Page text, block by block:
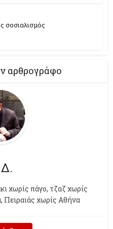
σοσιαλισμός
αρθρογράφο
χωρίς πάγο, τζαζ χωρίς
Πειραιάς χωρίς Αθήνα